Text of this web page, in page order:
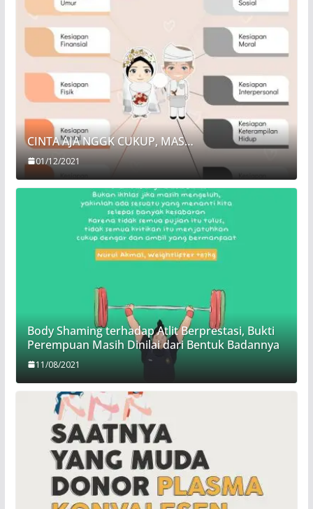
CINTA AJA NGGK CUKUP, MAS…
01/12/2021
Body Shaming terhadap Atlit Berprestasi, Bukti
Perempuan Masih Dinilai dari Bentuk Badannya
11/08/2021